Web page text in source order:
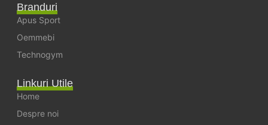
Branduri
Apus Sport
Oemmebi
Technogym
Linkuri Utile
Home
Despre noi